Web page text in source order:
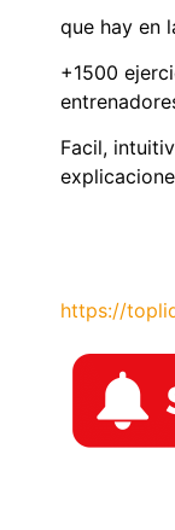
que hay en
+1500
Facil,
https://